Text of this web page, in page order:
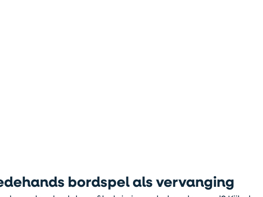
bordspel als vervanging